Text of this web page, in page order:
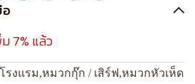
7% แล้ว
รงแรม,หมวกกุ๊ก / เสิร์ฟ,หมวกหัวเห็ด